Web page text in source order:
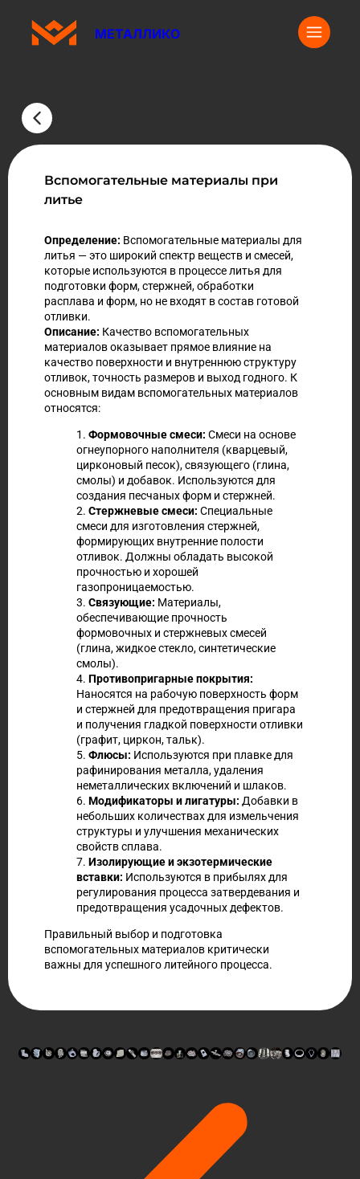
МЕТАЛЛИКО
Вспомогательные материалы при
литье
Определение: Вспомогательные материалы для
литья — это широкий спектр веществ и смесей,
которые используются в процессе литья для
подготовки форм, стержней, обработки
расплава и форм, но не входят в состав готовой
отливки.
Описание: Качество вспомогательных
материалов оказывает прямое влияние на
качество поверхности и внутреннюю структуру
отливок, точность размеров и выход годного. К
основным видам вспомогательных материалов
относятся:
1. Формовочные смеси: Смеси на основе
огнеупорного наполнителя (кварцевый,
цирконовый песок), связующего (глина,
смолы) и добавок. Используются для
создания песчаных форм и стержней.
2. Стержневые смеси: Специальные
смеси для изготовления стержней,
формирующих внутренние полости
отливок. Должны обладать высокой
прочностью и хорошей
газопроницаемостью.
3. Связующие: Материалы,
обеспечивающие прочность
формовочных и стержневых смесей
(глина, жидкое стекло, синтетические
смолы).
4. Противопригарные покрытия:
Наносятся на рабочую поверхность форм
и стержней для предотвращения пригара
и получения гладкой поверхности отливки
(графит, циркон, тальк).
5. Флюсы: Используются при плавке для
рафинирования металла, удаления
неметаллических включений и шлаков.
6. Модификаторы и лигатуры: Добавки в
небольших количествах для измельчения
структуры и улучшения механических
свойств сплава.
7. Изолирующие и экзотермические
вставки: Используются в прибылях для
регулирования процесса затвердевания и
предотвращения усадочных дефектов.
Правильный выбор и подготовка
вспомогательных материалов критически
важны для успешного литейного процесса.